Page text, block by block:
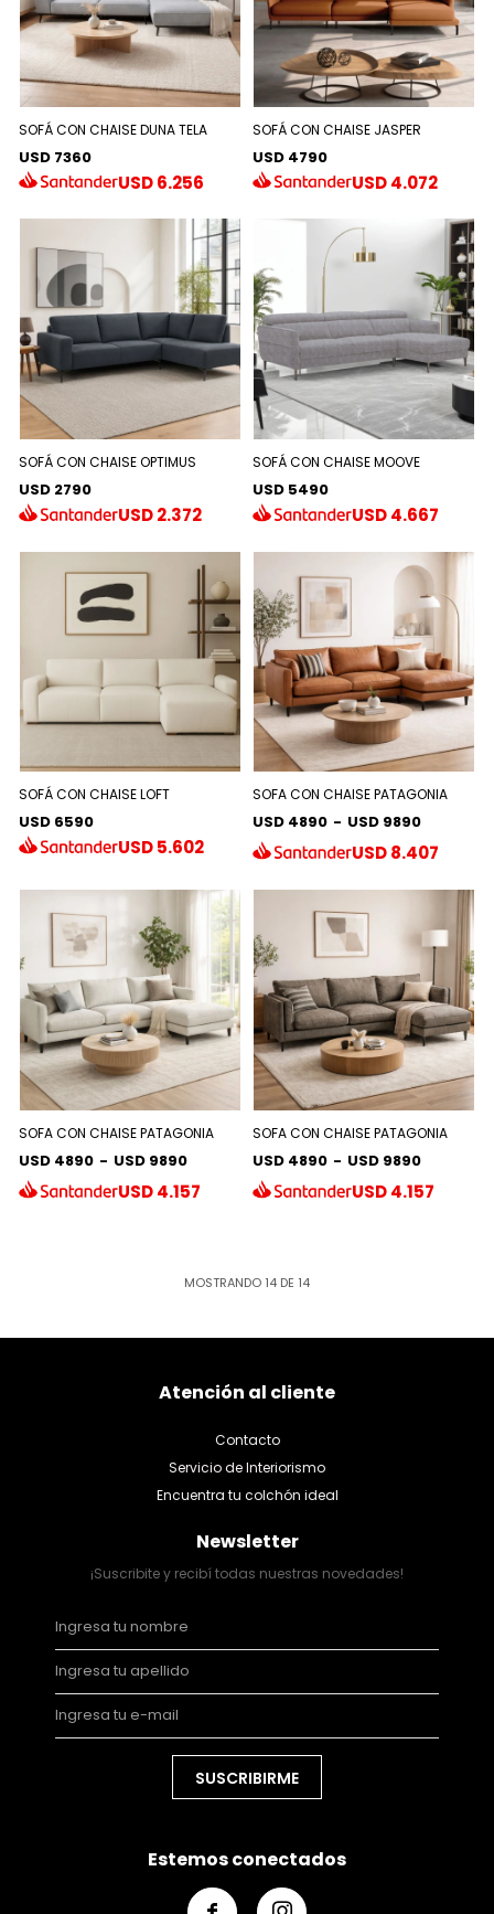
SOFÁ CON CHAISE DUNA TELA
USD 7360
USD6.256
SOFÁ CON CHAISE JASPER
USD 4790
USD4.072
SOFÁ CON CHAISE OPTIMUS
USD 2790
USD2.372
SOFÁ CON CHAISE MOOVE
USD 5490
USD4.667
SOFÁ CON CHAISE LOFT
USD 6590
USD5.602
SOFA CON CHAISE PATAGONIA
USD 4890 - USD 9890
USD8.407
SOFA CON CHAISE PATAGONIA
USD 4890 - USD 9890
USD4.157
SOFA CON CHAISE PATAGONIA
USD 4890 - USD 9890
USD4.157
MOSTRANDO 14 DE 14
Atención al cliente
Contacto
Servicio de Interiorismo
Encuentra tu colchón ideal
Newsletter
¡Suscribite y recibí todas nuestras novedades!
SUSCRIBIRME
Estemos conectados